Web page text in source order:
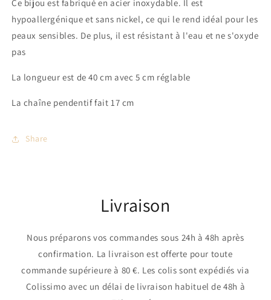
|
Cravate
Zircon
|
Cravate
Zircon
Ce bijou est fabriqué en acier inoxydable. Il est
hypoallergénique et sans nickel, ce qui le rend idéal pour les
peaux sensibles. De plus, il est résistant à l'eau et ne s'oxyde
pas
La longueur est de 40 cm avec 5 cm réglable
La chaîne pendentif fait 17 cm
Share
Livraison
Nous préparons vos commandes sous 24h à 48h après
confirmation. La livraison est offerte pour toute
commande supérieure à 80 €. Les colis sont expédiés via
Colissimo avec un délai de livraison habituel de 48h à